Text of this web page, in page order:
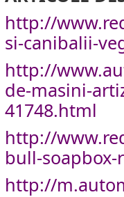
http://
si-canibalii-
http://
de-masini-
41748.html
http://
bull-soapbox-
http://